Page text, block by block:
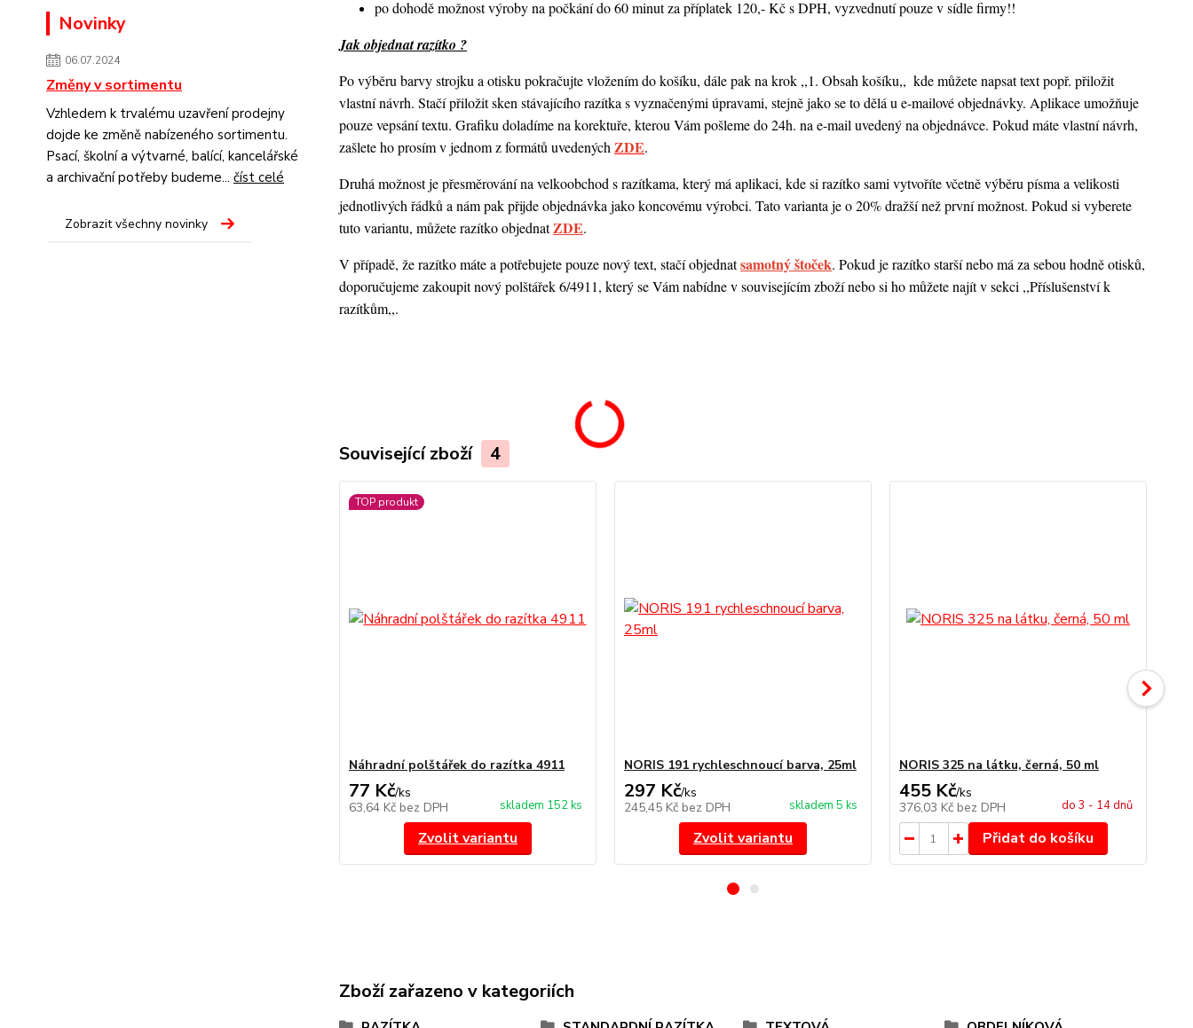
Novinky
06.07.2024
Změny v sortimentu
Vzhledem k trvalému uzavření prodejny
dojde ke změně nabízeného sortimentu.
Psací, školní a výtvarné, balící, kancelářské
a archivační potřeby budeme... číst celé
Zobrazit všechny novinky
po dohodě možnost výroby na počkání do 60 minut za příplatek 120,- Kč s DPH, vyzvednutí pouze v sídle firmy!!
Jak objednat razítko ?
Po výběru barvy strojku a otisku pokračujte vložením do košíku, dále pak na krok ,,1. Obsah košíku,, kde můžete napsat text popř. přiložit
vlastní návrh. Stačí přiložit sken stávajícího razítka s vyznačenými úpravami, stejně jako se to dělá u e-mailové objednávky. Aplikace umožňuje
pouze vepsání textu. Grafiku doladíme na korektuře, kterou Vám pošleme do 24h. na e-mail uvedený na objednávce. Pokud máte vlastní návrh,
zašlete ho prosím v jednom z formátů uvedených ZDE.
Druhá možnost je přesměrování na velkoobchod s razítkama, který má aplikaci, kde si razítko sami vytvoříte včetně výběru písma a velikosti
jednotlivých řádků a nám pak přijde objednávka jako koncovému výrobci. Tato varianta je o 20% dražší než první možnost. Pokud si vyberete
tuto variantu, můžete razítko objednatZDE.
V případě, že razítko máte a potřebujete pouze nový text, stačí objednatsamotný štoček. Pokud je razítko starší nebo má za sebou hodně otisků,
doporučujeme zakoupit nový polštářek 6/4911, který se Vám nabídne v souvisejícím zboží nebo si ho můžete najít v sekci ,,Příslušenství k
razítkům,,.
Související zboží 4
TOP produkt
Náhradní polštářek do razítka 4911
77 Kč/ks
63,64 Kč bez DPH skladem 152 ks
Zvolit variantu
NORIS 191 rychleschnoucí barva, 25ml
297 Kč/ks
245,45 Kč bez DPH skladem 5 ks
Zvolit variantu
NORIS 325 na látku, černá, 50 ml
455 Kč/ks
376,03 Kč bez DPH do 3 - 14 dnů
Přidat do košíku
Zboží zařazeno v kategoriích